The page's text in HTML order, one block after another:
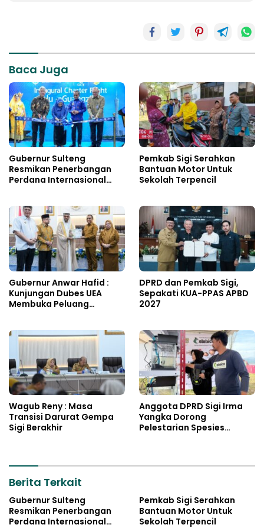
Baca Juga
Gubernur Sulteng
Resmikan Penerbangan
Perdana Internasional
Pemkab Sigi Serahkan
Bantuan Motor Untuk
Sekolah Terpencil
Gubernur Anwar Hafid :
Kunjungan Dubes UEA
Membuka Peluang
DPRD dan Pemkab Sigi,
Sepakati KUA-PPAS APBD
2027
Wagub Reny : Masa
Transisi Darurat Gempa
Sigi Berakhir
Anggota DPRD Sigi Irma
Yangka Dorong
Pelestarian Spesies
Berita Terkait
Gubernur Sulteng
Resmikan Penerbangan
Perdana Internasional
Pemkab Sigi Serahkan
Bantuan Motor Untuk
Sekolah Terpencil